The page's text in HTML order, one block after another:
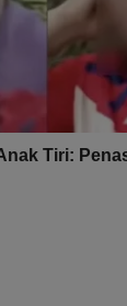
Tiri: